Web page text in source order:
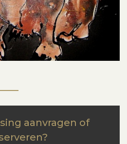
aanvragen of